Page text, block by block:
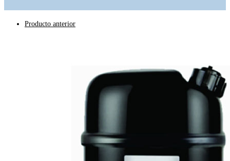
Producto anterior